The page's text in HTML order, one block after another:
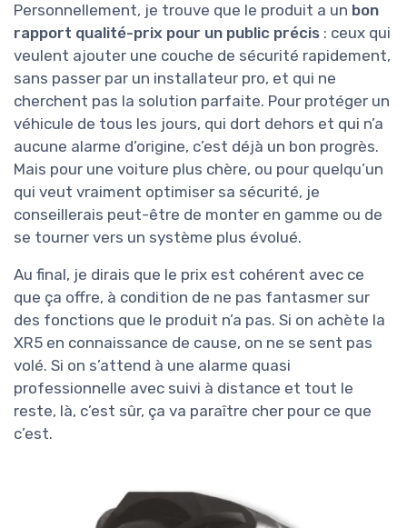
Personnellement, je trouve que le produit a un bon
rapport qualité-prix pour un public précis : ceux qui
veulent ajouter une couche de sécurité rapidement,
sans passer par un installateur pro, et qui ne
cherchent pas la solution parfaite. Pour protéger un
véhicule de tous les jours, qui dort dehors et qui n’a
aucune alarme d’origine, c’est déjà un bon progrès.
Mais pour une voiture plus chère, ou pour quelqu’un
qui veut vraiment optimiser sa sécurité, je
conseillerais peut-être de monter en gamme ou de
se tourner vers un système plus évolué.
Au final, je dirais que le prix est cohérent avec ce
que ça offre, à condition de ne pas fantasmer sur
des fonctions que le produit n’a pas. Si on achète la
XR5 en connaissance de cause, on ne se sent pas
volé. Si on s’attend à une alarme quasi
professionnelle avec suivi à distance et tout le
reste, là, c’est sûr, ça va paraître cher pour ce que
c’est.